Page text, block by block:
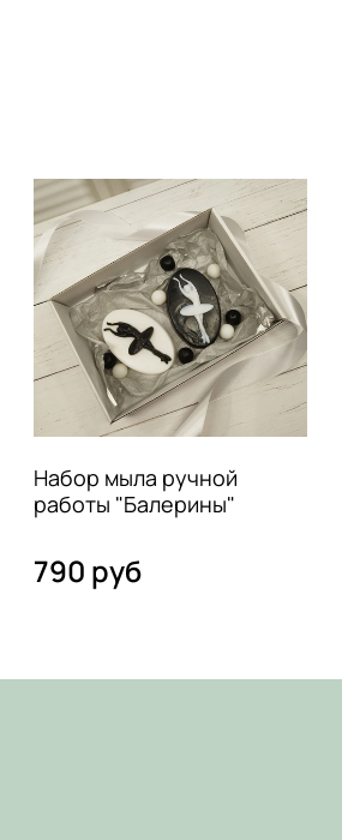
Набор мыла ручной
работы "Балерины"
790 руб